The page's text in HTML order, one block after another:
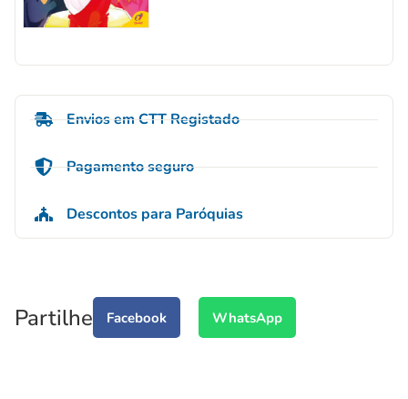
Envios em CTT Registado
Pagamento seguro
Descontos para Paróquias
Partilhe Facebook WhatsApp